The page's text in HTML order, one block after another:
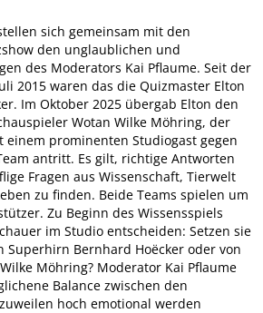
sich gemeinsam mit den
den unglaublichen und
des Moderators Kai Pflaume. Seit der
2015 waren das die Quizmaster Elton
Im Oktober 2025 übergab Elton den
Wotan Wilke Möhring, der
einem prominenten Studiogast gegen
antritt. Es gilt, richtige Antworten
Fragen aus Wissenschaft, Tierwelt
zu finden. Beide Teams spielen um
Zu Beginn des Wissensspiels
im Studio entscheiden: Setzen sie
Superhirn Bernhard Hoëcker oder von
Möhring? Moderator Kai Pflaume
Balance zwischen den
hoch emotional werden